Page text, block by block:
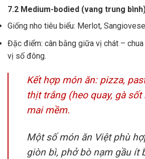
7.2 Medium-bodied (vang trung
Giống nho tiêu biểu: Merlot,
Đặc điểm: cân bằng giữa vị chát –
vị số đông.
Kết hợp món ăn: pizza,
thịt trắng (heo quay, gà sốt
mai mềm.
Một số món ăn Việt phù
giòn bì, phở bò nạm gầu ít